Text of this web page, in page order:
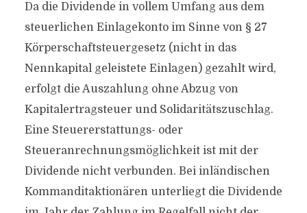
Da die Dividende in vollem Umfang aus dem
steuerlichen Einlagekonto im Sinne von § 27
Körperschaftsteuergesetz (nicht in das
Nennkapital geleistete Einlagen) gezahlt wird,
erfolgt die Auszahlung ohne Abzug von
Kapitalertragsteuer und Solidaritätszuschlag.
Eine Steuererstattungs- oder
Steueranrechnungsmöglichkeit ist mit der
Dividende nicht verbunden. Bei inländischen
Kommanditaktionären unterliegt die Dividende